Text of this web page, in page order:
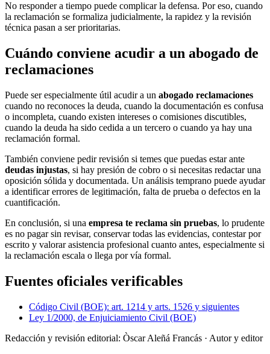
No responder a tiempo puede complicar la defensa. Por eso, cuando
la reclamación se formaliza judicialmente, la rapidez y la revisión
técnica pasan a ser prioritarias.
Cuándo conviene acudir a un abogado de
reclamaciones
Puede ser especialmente útil acudir a un abogado reclamaciones
cuando no reconoces la deuda, cuando la documentación es confusa
o incompleta, cuando existen intereses o comisiones discutibles,
cuando la deuda ha sido cedida a un tercero o cuando ya hay una
reclamación formal.
También conviene pedir revisión si temes que puedas estar ante
deudas injustas, si hay presión de cobro o si necesitas redactar una
oposición sólida y documentada. Un análisis temprano puede ayudar
a identificar errores de legitimación, falta de prueba o defectos en la
cuantificación.
En conclusión, si una empresa te reclama sin pruebas, lo prudente
es no pagar sin revisar, conservar todas las evidencias, contestar por
escrito y valorar asistencia profesional cuanto antes, especialmente si
la reclamación escala o llega por vía formal.
Fuentes oficiales verificables
Código Civil (BOE): art. 1214 y arts. 1526 y siguientes
Ley 1/2000, de Enjuiciamiento Civil (BOE)
Redacción y revisión editorial: Òscar Aleñá Francás · Autor y editor